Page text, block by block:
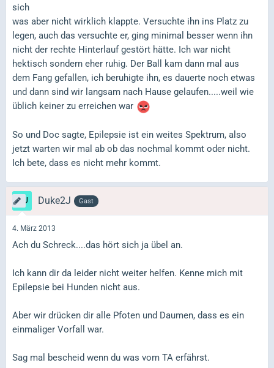
sich
was aber nicht wirklich klappte. Versuchte ihn ins Platz zu
legen, auch das versuchte er, ging minimal besser wenn ihn
nicht der rechte Hinterlauf gestört hätte. Ich war nicht
hektisch sondern eher ruhig. Der Ball kam dann mal aus
dem Fang gefallen, ich beruhigte ihn, es dauerte noch etwas
und dann sind wir langsam nach Hause gelaufen.....weil wie
üblich keiner zu erreichen war
So und Doc sagte, Epilepsie ist ein weites Spektrum, also
jetzt warten wir mal ab ob das nochmal kommt oder nicht.
Ich bete, dass es nicht mehr kommt.
Duke2J Gast
4. März 2013
Ach du Schreck....das hört sich ja übel an.
Ich kann dir da leider nicht weiter helfen. Kenne mich mit
Epilepsie bei Hunden nicht aus.
Aber wir drücken dir alle Pfoten und Daumen, dass es ein
einmaliger Vorfall war.
Sag mal bescheid wenn du was vom TA erfährst.